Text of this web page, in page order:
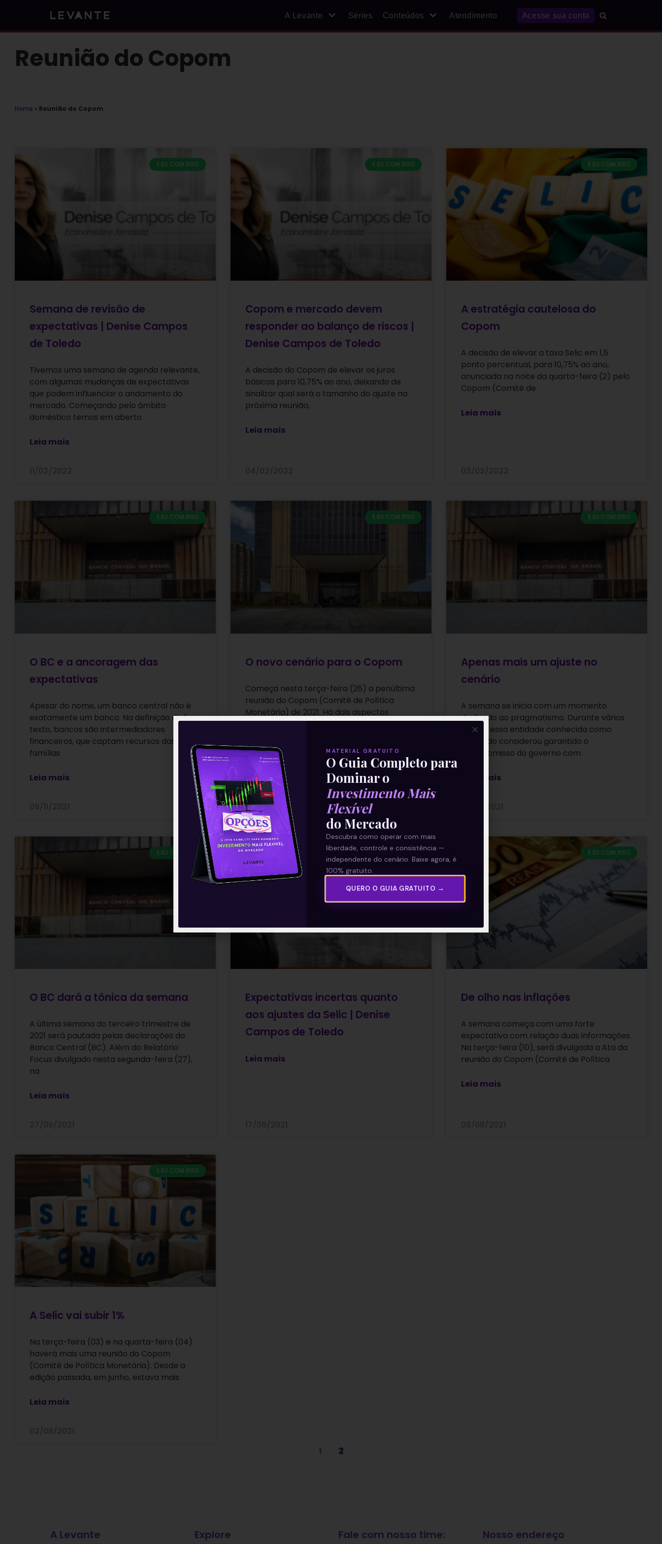
A Levante Séries Conteúdos Atendimento Acesse sua conta
Reunião do Copom
Home » Reunião do Copom
E EU COM ISSO
Semana de revisão de
expectativas | Denise Campos
de Toledo
Tivemos uma semana de agenda relevante,
com algumas mudanças de expectativas
que podem influenciar o andamento do
mercado. Começando pelo âmbito
doméstico temos em aberto
Leia mais
E EU COM ISSO
Copom e mercado devem
responder ao balanço de riscos |
Denise Campos de Toledo
A decisão do Copom de elevar os juros
básicos para 10,75% ao ano, deixando de
sinalizar qual será o tamanho do ajuste na
próxima reunião,
Leia mais
E EU COM ISSO
A estratégia cautelosa do
Copom
A decisão de elevar a taxa Selic em 1,5
ponto percentual, para 10,75% ao ano,
anunciada na noite da quarta-feira (2) pelo
Copom (Comitê de
Leia mais
E EU COM ISSO
O BC e a ancoragem das
expectativas
Apesar do nome, um banco central não é
exatamente um banco. Na definição do livro
texto, bancos são intermediadores
financeiros, que captam recursos das
famílias
Leia mais
E EU COM ISSO
O novo cenário para o Copom
Começa nesta terça-feira (26) a penúltima
reunião do Copom (Comitê de Política
Monetária) de 2021. Há dois aspectos
incomuns nesse encontro. O primeiro deles
Leia mais
26/10/2021
E EU COM ISSO
Apenas mais um ajuste no
cenário
A semana se inicia com um momento
dedicado ao pragmatismo. Durante vários
meses, essa entidade conhecida como
mercado considerou garantido o
compromisso do governo com
Leia mais
E EU COM ISSO
O BC dará a tônica da semana
A última semana do terceiro trimestre de
2021 será pautada pelas declarações do
Banco Central (BC). Além do Relatório
Focus divulgado nesta segunda-feira (27),
na
Leia mais
E EU COM ISSO
Expectativas incertas quanto
aos ajustes da Selic | Denise
Campos de Toledo
Leia mais
E EU COM ISSO
De olho nas inflações
A semana começa com uma forte
expectativa com relação duas informações.
Na terça-feira (10), será divulgada a Ata da
reunião do Copom (Comitê de Política
Leia mais
E EU COM ISSO
A Selic vai subir 1%
Na terça-feira (03) e na quarta-feira (04)
haverá mais uma reunião do Copom
(Comitê de Política Monetária). Desde a
edição passada, em junho, estava mais
Leia mais
2
A Levante Explore Fale com nosso time: Nosso endereço
MATERIAL GRATUITO
O Guia Completo para
Dominar o
Investimento Mais
Flexível
do Mercado
Descubra como operar com mais
liberdade, controle e consistência —
independente do cenário. Baixe agora, é
100% gratuito.
QUERO O GUIA GRATUITO →